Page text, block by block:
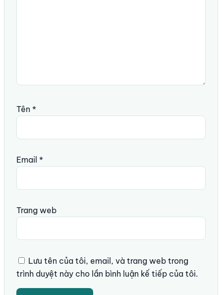
Tên *
Email *
Trang web
Lưu tên của tôi, email, và trang web trong
trình duyệt này cho lần bình luận kế tiếp của tôi.